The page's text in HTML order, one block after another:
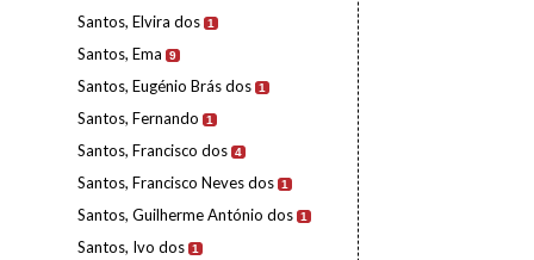
Santos, Elvira dos 1
Santos, Ema 9
Santos, Eugénio Brás dos 1
Santos, Fernando 1
Santos, Francisco dos 4
Santos, Francisco Neves dos 1
Santos, Guilherme António dos 1
Santos, Ivo dos 1